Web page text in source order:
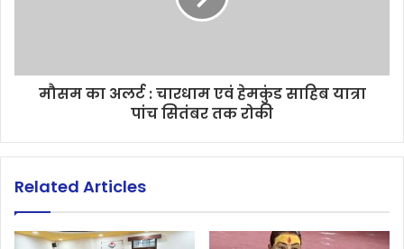
मौसम का अलर्ट : चारधाम एवं हेमकुंड साहिब यात्रा
पांच सितंबर तक रोकी
Related Articles